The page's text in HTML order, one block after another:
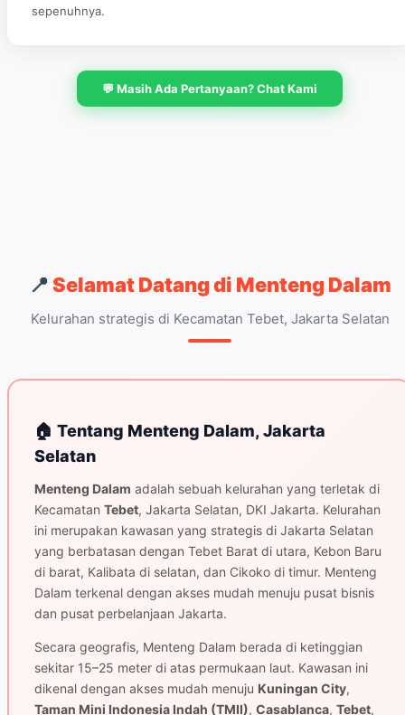
sepenuhnya.
💬 Masih Ada Pertanyaan? Chat Kami
📍Selamat Datang di Menteng Dalam
Kelurahan strategis di Kecamatan Tebet, Jakarta Selatan
🏠 Tentang Menteng Dalam, Jakarta
Selatan
Menteng Dalam adalah sebuah kelurahan yang terletak di
Kecamatan Tebet, Jakarta Selatan, DKI Jakarta. Kelurahan
ini merupakan kawasan yang strategis di Jakarta Selatan
yang berbatasan dengan Tebet Barat di utara, Kebon Baru
di barat, Kalibata di selatan, dan Cikoko di timur. Menteng
Dalam terkenal dengan akses mudah menuju pusat bisnis
dan pusat perbelanjaan Jakarta.
Secara geografis, Menteng Dalam berada di ketinggian
sekitar 15–25 meter di atas permukaan laut. Kawasan ini
dikenal dengan akses mudah menuju Kuningan City,
Taman Mini Indonesia Indah (TMII), Casablanca, Tebet,